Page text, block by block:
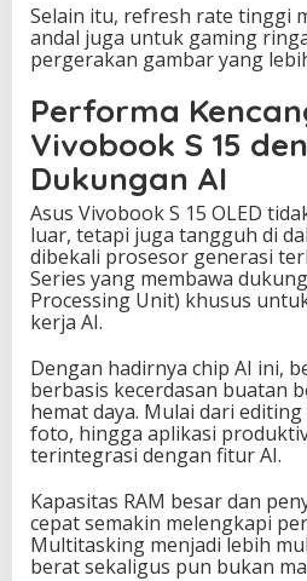
Selain itu, refresh rate tinggi
andal juga untuk gaming
pergerakan gambar yang
Performa
Vivobook S 15
Dukungan AI
Asus Vivobook S 15 OLED
luar, tetapi juga tangguh di
dibekali prosesor generasi
Series yang membawa
Processing Unit) khusus
kerja AI.
Dengan hadirnya chip AI ini,
berbasis kecerdasan buatan
hemat daya. Mulai dari
foto, hingga aplikasi
terintegrasi dengan fitur AI.
Kapasitas RAM besar dan
cepat semakin melengkapi
Multitasking menjadi lebih
berat sekaligus pun bukan